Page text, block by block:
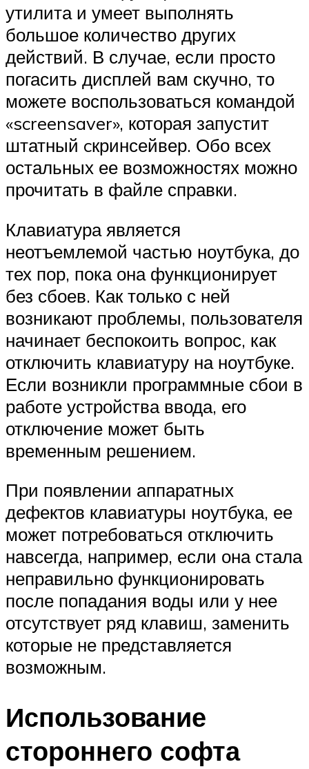
утилита и умеет выполнять
большое количество других
действий. В случае, если просто
погасить дисплей вам скучно, то
можете воспользоваться командой
«screensaver», которая запустит
штатный cкринсейвер. Обо всех
остальных ее возможностях можно
прочитать в файле справки.
Клавиатура является
неотъемлемой частью ноутбука, до
тех пор, пока она функционирует
без сбоев. Как только с ней
возникают проблемы, пользователя
начинает беспокоить вопрос, как
отключить клавиатуру на ноутбуке.
Если возникли программные сбои в
работе устройства ввода, его
отключение может быть
временным решением.
При появлении аппаратных
дефектов клавиатуры ноутбука, ее
может потребоваться отключить
навсегда, например, если она стала
неправильно функционировать
после попадания воды или у нее
отсутствует ряд клавиш, заменить
которые не представляется
возможным.
Использование
стороннего софта